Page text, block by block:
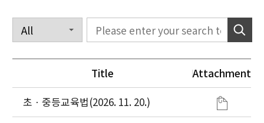
Title
Attachment
초ㆍ중등교육법(2026. 11. 20.)